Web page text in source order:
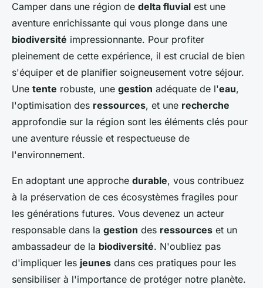
Camper dans une région de delta fluvial est une
aventure enrichissante qui vous plonge dans une
biodiversité impressionnante. Pour profiter
pleinement de cette expérience, il est crucial de bien
s'équiper et de planifier soigneusement votre séjour.
Une tente robuste, une gestion adéquate de l'eau,
l'optimisation des ressources, et une recherche
approfondie sur la région sont les éléments clés pour
une aventure réussie et respectueuse de
l'environnement.
En adoptant une approche durable, vous contribuez
à la préservation de ces écosystèmes fragiles pour
les générations futures. Vous devenez un acteur
responsable dans la gestion des ressources et un
ambassadeur de la biodiversité. N'oubliez pas
d'impliquer les jeunes dans ces pratiques pour les
sensibiliser à l'importance de protéger notre planète.